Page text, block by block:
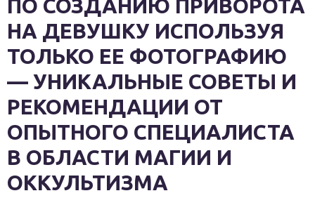
ПО СОЗДАНИЮ ПРИВОРОТА
НА ДЕВУШКУ ИСПОЛЬЗУЯ
ТОЛЬКО ЕЕ ФОТОГРАФИЮ
— УНИКАЛЬНЫЕ СОВЕТЫ И
РЕКОМЕНДАЦИИ ОТ
ОПЫТНОГО СПЕЦИАЛИСТА
В ОБЛАСТИ МАГИИ И
ОККУЛЬТИЗМА